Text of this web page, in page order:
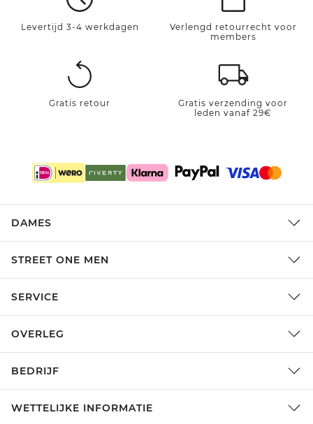
Levertijd 3-4 werkdagen
Verlengd retourrecht voor
members
Gratis retour
Gratis verzending voor
leden vanaf 29€
DAMES
STREET ONE MEN
SERVICE
OVERLEG
BEDRIJF
WETTELIJKE INFORMATIE